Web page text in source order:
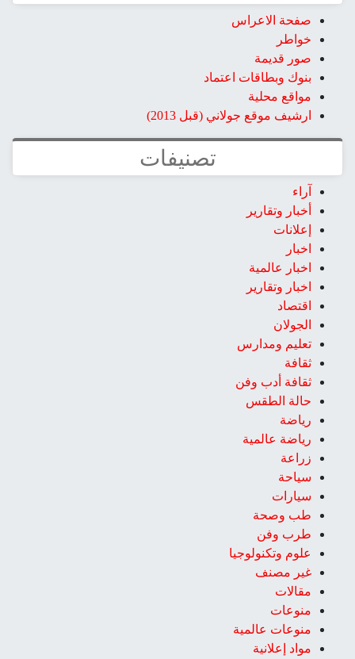
صفحة الاعراس
خواطر
صور قديمة
بنوك وبطاقات اعتماد
مواقع محلية
ارشيف موقع جولاني (قبل 2013)
تصنيفات
آراء
أخبار وتقارير
إعلانات
اخبار
اخبار عالمية
اخبار وتقارير
اقتصاد
الجولان
تعليم ومدارس
ثقافة
ثقافة أدب وفن
حالة الطقس
رياضة
رياضة عالمية
زراعة
سياحة
سيارات
طب وصحة
طرب وفن
علوم وتكنولوجيا
غير مصنف
مقالات
منوعات
منوعات عالمية
مواد إعلانية